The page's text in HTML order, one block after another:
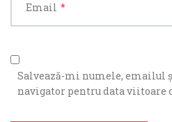
Email *
Salvează-mi numele, emailul
navigator pentru data viitoare